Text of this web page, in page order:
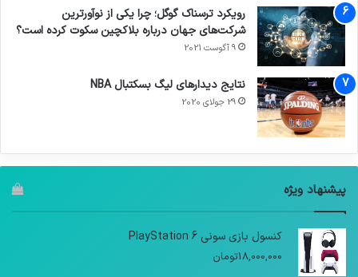
رویکرد ترسناک گوگل؛ چرا یکی از نوآورترین
شرکت‌های جهان درباره بلاکچین سکوت کرده است؟
9 آگوست 2021
نتایج دیدار‌های لیگ بسکتبال NBA
29 جولای 2020
پیشنهاد ویژه
کنسول بازی سونی PlayStation 6
18,000,000تومان